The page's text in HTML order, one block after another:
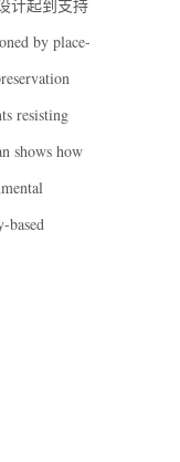
计起到支持
by place-
resisting
shows how
based